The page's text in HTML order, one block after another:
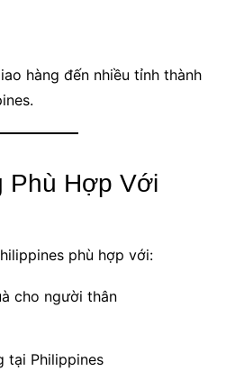
hàng đến nhiều tỉnh thành
Phù Hợp Với
phù hợp với:
cho người thân
tại Philippines